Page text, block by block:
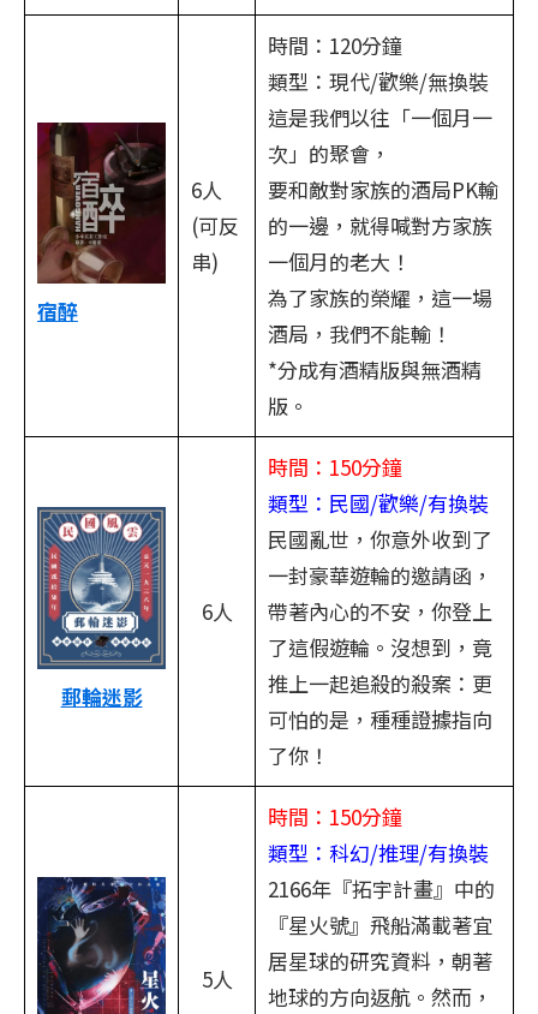
宿醉
6人
(可反
串)
時間：120分鐘
類型：現代/歡樂/無換裝
這是我們以往「一個月一
次」的聚會，
要和敵對家族的酒局PK輸
的一邊，就得喊對方家族
一個月的老大！
為了家族的榮耀，這一場
酒局，我們不能輸！
*分成有酒精版與無酒精
版。
郵輪迷影
6人
時間：150分鐘
類型：民國/歡樂/有換裝
民國亂世，你意外收到了
一封豪華遊輪的邀請函，
帶著內心的不安，你登上
了這假遊輪。沒想到，竟
推上一起追殺的殺案：更
可怕的是，種種證據指向
了你！
5人
時間：150分鐘
類型：科幻/推理/有換裝
2166年『拓宇計畫』中的
『星火號』飛船滿載著宜
居星球的研究資料，朝著
地球的方向返航。然而，